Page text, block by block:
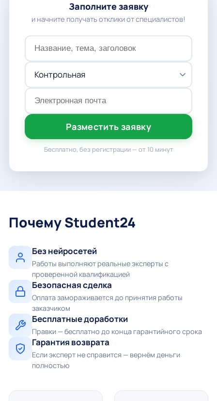
Заполните заявку
и начните получать отклики от специалистов!
Разместить заявку
Бесплатно, без регистрации — от 10 минут
Почему Student24
Без нейросетей
Работы выполняют реальные эксперты с
проверенной квалификацией
Безопасная сделка
Оплата замораживается до принятия работы
заказчиком
Бесплатные доработки
Правки — бесплатно до конца гарантийного срока
Гарантия возврата
Если эксперт не справится — вернём деньги
полностью